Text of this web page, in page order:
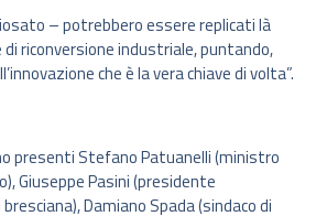
– potrebbero essere replicati là
riconversione industriale, puntando,
che è la vera chiave di volta”.
presenti Stefano Patuanelli (ministro
Giuseppe Pasini (presidente
Damiano Spada (sindaco di